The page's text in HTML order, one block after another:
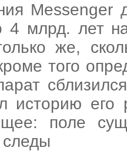
Messenger
4 млрд. лет
же,
того
историю его
поле